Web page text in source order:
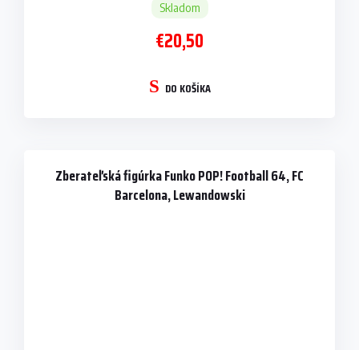
Skladom
€20,50
DO KOŠÍKA
Zberateľská figúrka Funko POP! Football 64, FC
Barcelona, Lewandowski